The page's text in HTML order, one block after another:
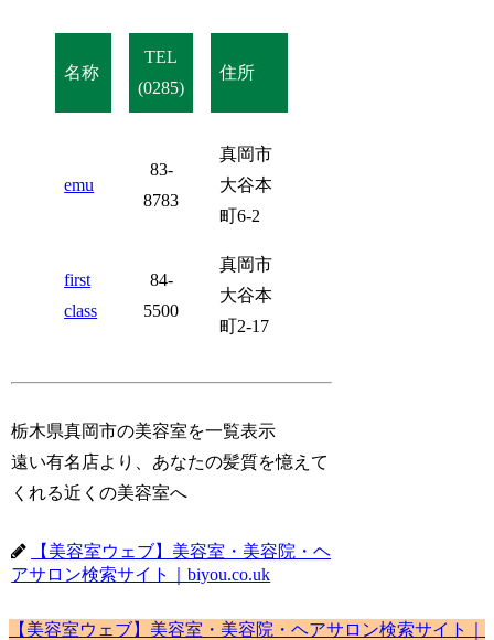
名称
TEL
(0285)
住所
emu
83-
8783
真岡市
大谷本
町6-2
first
class
84-
5500
真岡市
大谷本
町2-17
栃木県真岡市の美容室を一覧表示
遠い有名店より、あなたの髪質を憶えて
くれる近くの美容室へ
【美容室ウェブ】美容室・美容院・ヘ
アサロン検索サイト｜biyou.co.uk
【美容室ウェブ】美容室・美容院・ヘアサロン検索サイト｜